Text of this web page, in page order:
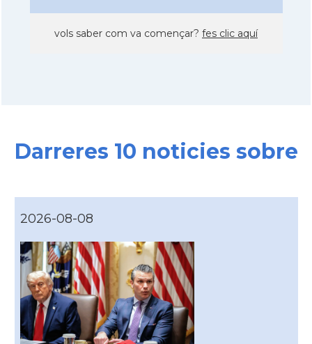
vols saber com va començar? fes clic aquí
Darreres 10 noticies sobre
2026-08-08